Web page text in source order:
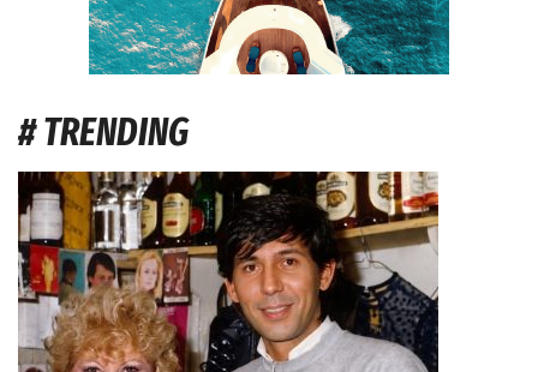
# TRENDING